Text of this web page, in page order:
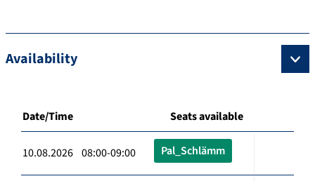
Availability
Date/Time Seats available
10.08.2026 08:00-09:00 Pal_Schlämm